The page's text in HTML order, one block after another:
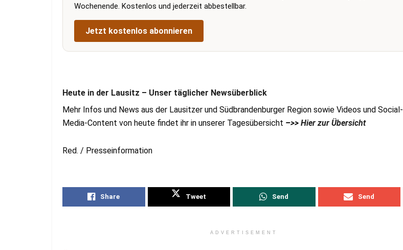
Wochenende. Kostenlos und jederzeit abbestellbar.
Jetzt kostenlos abonnieren
Heute in der Lausitz – Unser täglicher Newsüberblick
Mehr Infos und News aus der Lausitzer und Südbrandenburger Region sowie Videos und Social-
Media-Content von heute findet ihr in unserer Tagesübersicht –>> Hier zur Übersicht
Red. / Presseinformation
Share Tweet Send Send
ADVERTISEMENT